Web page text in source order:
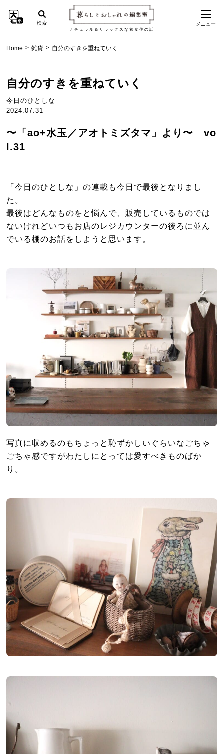
ナチュラル＆リラックスな衣食住の話
検索 メニュー
Home > 雑貨 > 自分のすきを重ねていく
自分のすきを重ねていく
今日のひとしな
2024.07.31
〜「ao+水玉／アオトミズタマ」より〜 vo
l.31
「今日のひとしな」の連載も今日で最後となりまし
た。
最後はどんなものをと悩んで、販売しているものでは
ないけれどいつもお店のレジカウンターの後ろに並ん
でいる棚のお話をしようと思います。
写真に収めるのもちょっと恥ずかしいぐらいなごちゃ
ごちゃ感ですがわたしにとっては愛すべきものばか
り。